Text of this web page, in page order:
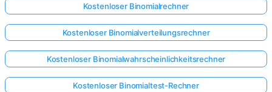
Kostenloser Binomialrechner
Kostenloser Binomialverteilungsrechner
Kostenloser Binomialwahrscheinlichkeitsrechner
Kostenloser Binomialtest-Rechner